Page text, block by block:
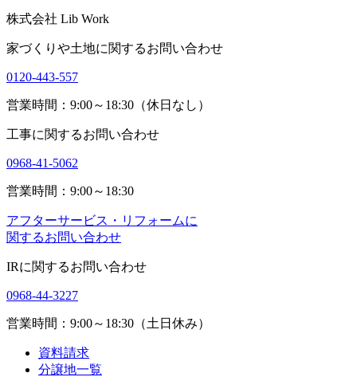
株式会社 Lib Work
家づくりや土地に関するお問い合わせ
0120-443-557
営業時間：9:00～18:30（休日なし）
工事に関するお問い合わせ
0968-41-5062
営業時間：9:00～18:30
アフターサービス・リフォームに
関するお問い合わせ
IRに関するお問い合わせ
0968-44-3227
営業時間：9:00～18:30（土日休み）
資料請求
分譲地一覧